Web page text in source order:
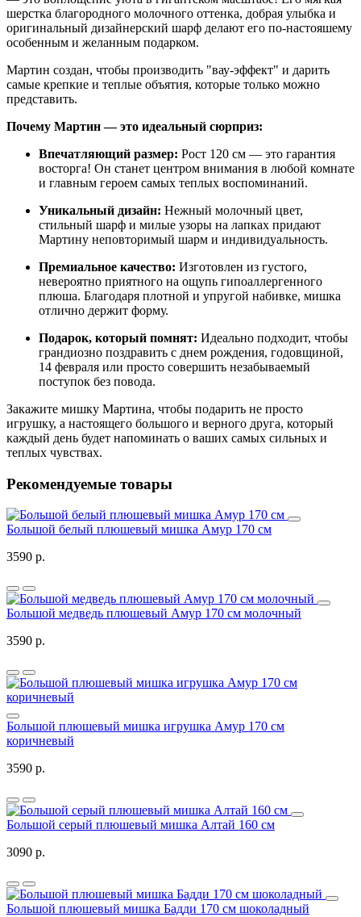
шерстка благородного молочного оттенка, добрая улыбка и
оригинальный дизайнерский шарф делают его по-настояшему
особенным и желанным подарком.
Мартин создан, чтобы производить "вау-эффект" и дарить
самые крепкие и теплые объятия, которые только можно
представить.
Почему Мартин — это идеальный сюрприз:
Впечатляющий размер: Рост 120 см — это гарантия
восторга! Он станет центром внимания в любой комнате
и главным героем самых теплых воспоминаний.
Уникальный дизайн: Нежный молочный цвет,
стильный шарф и милые узоры на лапках придают
Мартину неповторимый шарм и индивидуальность.
Премиальное качество: Изготовлен из густого,
невероятно приятного на ощупь гипоаллергенного
плюша. Благодаря плотной и упругой набивке, мишка
отлично держит форму.
Подарок, который помнят: Идеально подходит, чтобы
грандиозно поздравить с днем рождения, годовщиной,
14 февраля или просто совершить незабываемый
поступок без повода.
Закажите мишку Мартина, чтобы подарить не просто
игрушку, а настоящего большого и верного друга, который
каждый день будет напоминать о ваших самых сильных и
теплых чувствах.
Рекомендуемые товары
Большой белый плюшевый мишка Амур 170 см
3590 р.
Большой медведь плюшевый Амур 170 см молочный
3590 р.
Большой плюшевый мишка игрушка Амур 170 см
коричневый
3590 р.
Большой серый плюшевый мишка Алтай 160 см
3090 р.
Большой плюшевый мишка Бадди 170 см шоколадный